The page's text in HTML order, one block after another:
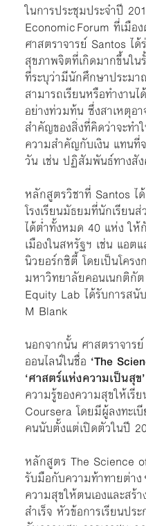
ในการประชุมประจำปี
Economic Forum ที่เมือ
ศาสตราจารย์ Santos ไ
สุขภาพจิตที่เกิดมากขึ้นใน
ที่ระบุว่ามีนักศึกษาประม
สามารถเรียนหรือทำงาน
อย่างท่วมท้น ซึ่งสาเหตุอ
สำคัญของสิ่งที่คิดว่าจะทำ
ความสำคัญกับเงิน แทนที่
วัน เช่น ปฏิสัมพันธ์ทางสั
หลักสูตรวิชาที่ Santos ไ
โรงเรียนมัธยมที่นักเรียน
ได้ต่ำทั้งหมด 40 แห่ง ให้
เมืองในสหรัฐฯ เช่น แอต
นิวยอร์กซิตี้ โดยเป็นโคร
มหาวิทยาลัยคอนเนกติกั
Equity Lab ได้รับการส
M Blank
นอกจากนั้น ศาสตราจาร
ออนไลน์ในชื่อ ‘The
‘ศาสตร์แห่งความเป็นสุข’
ความรู้ของความสุขให้เ
Coursera โดยมีผู้ลงทะเ
คนนับตั้งแต่เปิดตัวในปี
หลักสูตร The Science
รับมือกับความท้าทายต่า
ความสุขให้ตนเองและส
สำเร็จ หัวข้อการเรียนปร